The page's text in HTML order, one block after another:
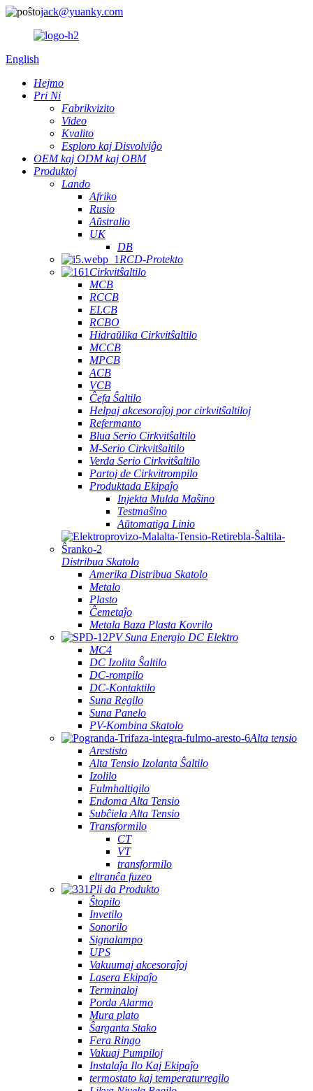
jack@yuanky.com
English
Hejmo
Pri Ni
Fabrikvizito
Video
Kvalito
Esploro kaj Disvolviĝo
OEM kaj ODM kaj OBM
Produktoj
Lando
Afriko
Rusio
Aŭstralio
UK
DB
RCD-Protekto
Cirkvitŝaltilo
MCB
RCCB
ELCB
RCBO
Hidraŭlika Cirkvitŝaltilo
MCCB
MPCB
ACB
VCB
Ĉefa Ŝaltilo
Helpaj akcesoraĵoj por cirkvitŝaltiloj
Refermanto
Blua Serio Cirkvitŝaltilo
M-Serio Cirkvitŝaltilo
Verda Serio Cirkvitŝaltilo
Partoj de Cirkvitrompilo
Produktada Ekipaĵo
Injekta Mulda Maŝino
Testmaŝino
Aŭtomatiga Linio
Distribua Skatolo
Amerika Distribua Skatolo
Metalo
Plasto
Ĉemetaĵo
Metala Baza Plasta Kovrilo
PV Suna Energio DC Elektro
MC4
DC Izolita Ŝaltilo
DC-rompilo
DC-Kontaktilo
Suna Regilo
Suna Panelo
PV-Kombina Skatolo
Alta tensio
Arestisto
Alta Tensio Izolanta Ŝaltilo
Izolilo
Fulmhaltigilo
Endoma Alta Tensio
Subĉiela Alta Tensio
Transformilo
CT
VT
transformilo
eltranĉa fuzeo
Pli da Produkto
Ŝtopilo
Invetilo
Sonorilo
Signalampo
UPS
Vakuumaj akcesoraĵoj
Lasera Ekipaĵo
Terminaloj
Porda Alarmo
Mura plato
Ŝarganta Stako
Fera Ringo
Vakuaj Pumpiloj
Instalaĵa Ilo Kaj Ekipaĵo
termostato kaj temperaturregilo